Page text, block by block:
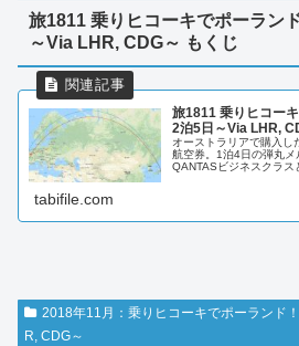
旅1811 乗りヒコーキでポーラン
～Via LHR, CDG～ もくじ
旅1811 乗りヒコー
2泊5日～Via LHR,
オーストラリアで購入し
航空券。1泊4日の弾丸
QANTASビジネスクラス
tabifile.com
2018年11月：乗りヒコーキでポーランド
R, CDG～